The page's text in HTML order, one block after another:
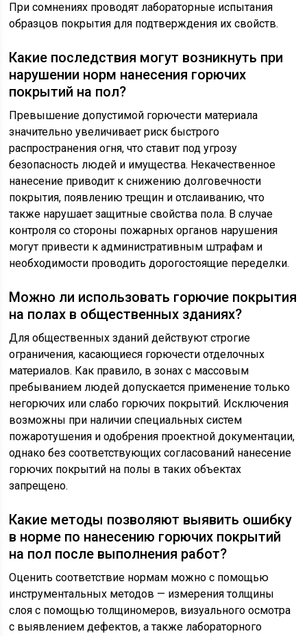
При сомнениях проводят лабораторные испытания
образцов покрытия для подтверждения их свойств.
Какие последствия могут возникнуть при
нарушении норм нанесения горючих
покрытий на пол?
Превышение допустимой горючести материала
значительно увеличивает риск быстрого
распространения огня, что ставит под угрозу
безопасность людей и имущества. Некачественное
нанесение приводит к снижению долговечности
покрытия, появлению трещин и отслаиванию, что
также нарушает защитные свойства пола. В случае
контроля со стороны пожарных органов нарушения
могут привести к административным штрафам и
необходимости проводить дорогостоящие переделки.
Можно ли использовать горючие покрытия
на полах в общественных зданиях?
Для общественных зданий действуют строгие
ограничения, касающиеся горючести отделочных
материалов. Как правило, в зонах с массовым
пребыванием людей допускается применение только
негорючих или слабо горючих покрытий. Исключения
возможны при наличии специальных систем
пожаротушения и одобрения проектной документации,
однако без соответствующих согласований нанесение
горючих покрытий на полы в таких объектах
запрещено.
Какие методы позволяют выявить ошибку
в норме по нанесению горючих покрытий
на пол после выполнения работ?
Оценить соответствие нормам можно с помощью
инструментальных методов — измерения толщины
слоя с помощью толщиномеров, визуального осмотра
с выявлением дефектов, а также лабораторного